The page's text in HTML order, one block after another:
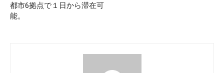
都市6拠点で１日から滞在可
能。